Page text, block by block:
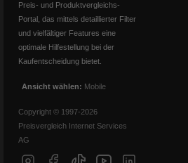
Preis- und Produktvergleichs-
Portal, das mittels detaillierter Filter
und vielfältiger Features eine
optimale Hilfestellung bei der
Kaufentscheidung bietet.
Ansicht wählen: Mobile
Copyright © 1997-2026
Preisvergleich Internet Services
AG